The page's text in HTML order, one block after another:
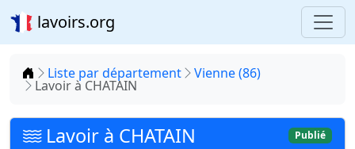
lavoirs.org
Accueil
Liste par département Vienne (86)
Lavoir à CHATAIN
Lavoir à CHATAIN Publié